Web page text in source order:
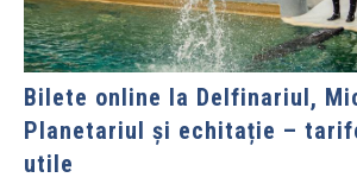
Bilete online la Delfinariul,
Planetariul și echitație –
utile